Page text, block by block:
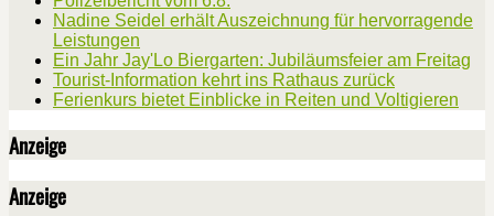
Nadine Seidel erhält Auszeichnung für hervorragende
Leistungen
Ein Jahr Jay'Lo Biergarten: Jubiläumsfeier am Freitag
Tourist-Information kehrt ins Rathaus zurück
Ferienkurs bietet Einblicke in Reiten und Voltigieren
Anzeige
Anzeige